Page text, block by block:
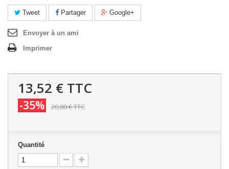
Tweet Partager Google+
Envoyer à un ami
Imprimer
13,52 € TTC
-35% 20,80 €TTC
Quantité